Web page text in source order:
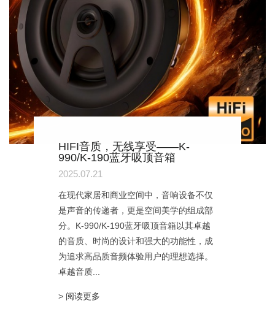
HIFI音质，无线享受——K-
990/K-190蓝牙吸顶音箱
2025.07.21
在现代家居和商业空间中，音响设备不仅
是声音的传递者，更是空间美学的组成部
分。K-990/K-190蓝牙吸顶音箱以其卓越
的音质、时尚的设计和强大的功能性，成
为追求高品质音频体验用户的理想选择。
卓越音质...
> 阅读更多